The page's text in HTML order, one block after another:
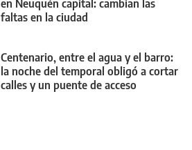
en Neuquén capital: cambian las
faltas en la ciudad
Centenario, entre el agua y el barro:
la noche del temporal obligó a cortar
calles y un puente de acceso